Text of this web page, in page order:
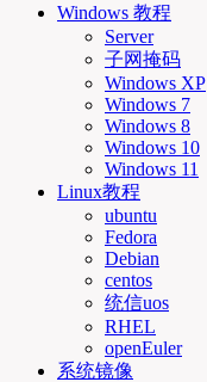
Windows 教程
Server
子网掩码
Windows XP
Windows 7
Windows 8
Windows 10
Windows 11
Linux教程
ubuntu
Fedora
Debian
centos
统信uos
RHEL
openEuler
系统镜像